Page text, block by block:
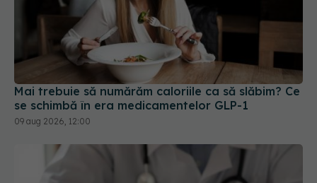
Mai trebuie să numărăm caloriile ca să slăbim? Ce
se schimbă în era medicamentelor GLP-1
09 aug 2026, 12:00